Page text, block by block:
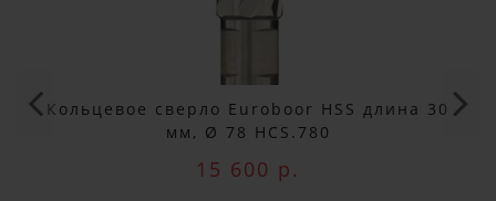
ДОБРО ПОЖАЛОВАТЬ!
Не упусти выгоду!
Специальные предложения!
Подпишись и получай бонусы.
Кольцевое сверло Euroboor HSS длина 30
мм, Ø 78 HCS.780
15 600 р.